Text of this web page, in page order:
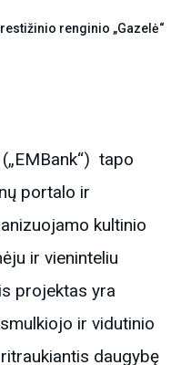
renginio „Gazelė“
tapo
portalo ir
kultinio
ir vieninteliu
projektas yra
ir vidutinio
daugybę